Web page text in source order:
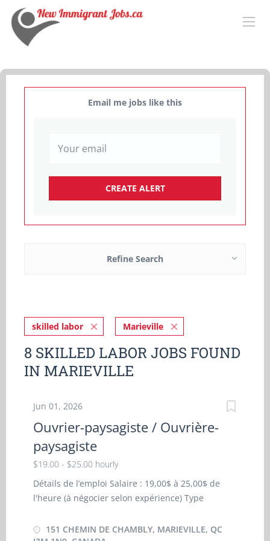
Email me jobs like this
Refine Search
skilled labor Marieville
8 SKILLED LABOR JOBS FOUND
IN MARIEVILLE
Jun 01, 2026
Ouvrier-paysagiste / Ouvrière-
paysagiste
$19.00 - $25.00 hourly
Détails de l’emploi Salaire : 19,00$ à 25,00$ de
l'heure (à négocier selon expérience) Type
151 Chemin de Chambly, Marieville, QC J3M 1N9,
151 CHEMIN DE CHAMBLY, MARIEVILLE, QC